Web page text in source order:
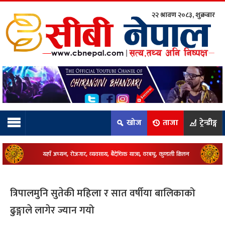
टिम:
२२ श्रावण २०८३, शुक्रबार
खोज ताजा ट्रेन्डीङ्ग
त्रिपालमुनि सुतेकी महिला र सात वर्षीया बालिकाको
ढुङ्गाले लागेर ज्यान गयो